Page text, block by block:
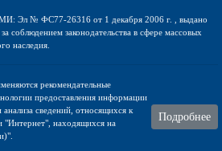
Эл № ФС77-26316 от 1 декабря 2006 г. , выдано
соблюдением законодательства в сфере массовых
наследия.
рекомендательные
предоставления информации
сведений, относящихся к
"Интернет", находящихся на
Подробнее